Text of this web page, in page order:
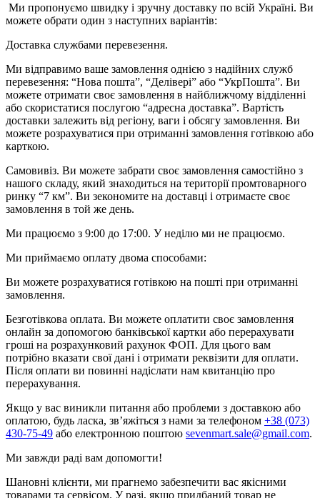
Ми пропонуємо швидку і зручну доставку по всій Україні. Ви
можете обрати один з наступних варіантів:
Доставка службами перевезення.
Ми відправимо ваше замовлення однією з надійних служб
перевезення: “Нова пошта”, “Делівері” або “УкрПошта”. Ви
можете отримати своє замовлення в найближчому відділенні
або скористатися послугою “адресна доставка”. Вартість
доставки залежить від регіону, ваги і обсягу замовлення. Ви
можете розрахуватися при отриманні замовлення готівкою або
карткою.
Самовивіз. Ви можете забрати своє замовлення самостійно з
нашого складу, який знаходиться на території промтоварного
ринку “7 км”. Ви зекономите на доставці і отримаєте своє
замовлення в той же день.
Ми працюємо з 9:00 до 17:00. У неділю ми не працюємо.
Ми приймаємо оплату двома способами:
Ви можете розрахуватися готівкою на пошті при отриманні
замовлення.
Безготівкова оплата. Ви можете оплатити своє замовлення
онлайн за допомогою банківської картки або перерахувати
гроші на розрахунковий рахунок ФОП. Для цього вам
потрібно вказати свої дані і отримати реквізити для оплати.
Після оплати ви повинні надіслати нам квитанцію про
перерахування.
Якщо у вас виникли питання або проблеми з доставкою або
оплатою, будь ласка, зв’яжіться з нами за телефоном +38 (073)
430-75-49 або електронною поштою sevenmart.sale@gmail.com.
Ми завжди раді вам допомогти!
Шановні клієнти, ми прагнемо забезпечити вас якісними
товарами та сервісом. У разі, якщо придбаний товар не